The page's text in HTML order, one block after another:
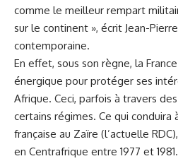
comme le meilleur rempart
sur le continent », écrit Jean-
contemporaine.
En effet, sous son règne, la
énergique pour protéger ses
Afrique. Ceci, parfois à travers
certains régimes. Ce qui conduira
française au Zaïre (l’actuelle
en Centrafrique entre 1977 et 1981.